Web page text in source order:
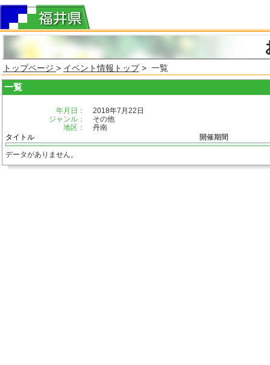
トップページ > イベント情報トップ> 一覧
一覧
年月日：
2018年7月22日
ジャンル：
その他
地区：
丹南
タイトル
開催期間
データがありません。